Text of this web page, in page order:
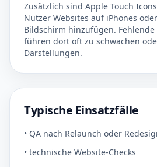
Zusätzlich sind Apple Touch
Nutzer Websites auf iPhones
Bildschirm hinzufügen.
führen dort oft zu schwachen
Darstellungen.
Typische Einsatzfälle
• QA nach Relaunch oder
• technische Website-Checks